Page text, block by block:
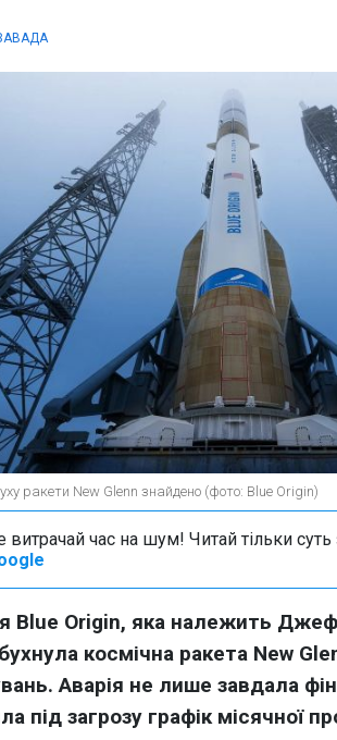
ракети New Glenn знайдено (фото: Blue Origin)
витрачай час на шум! Читай тільки суть
Blue Origin, яка належить
космічна ракета New
Аварія не лише завдала
під загрозу графік місячної